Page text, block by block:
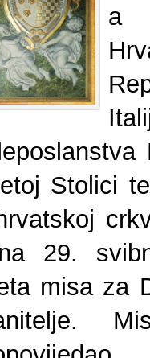
a
Stolici
29.
misa za